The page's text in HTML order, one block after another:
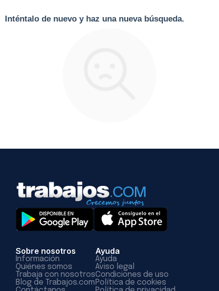
Inténtalo de nuevo y haz una nueva búsqueda.
Sobre nosotros
Información
Quiénes somos
Trabaja con nosotros
Blog de Trabajos.com
Ayuda
Ayuda
Aviso legal
Condiciones de uso
Política de cookies